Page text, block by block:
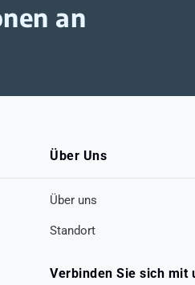
an
Über Uns
Über uns
Standort
Verbinden Sie sich mit